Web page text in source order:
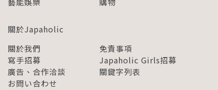
關於Japaholic
關於我們
免責事項
寫手招募
Japaholic Girls招募
廣告、合作洽談
關鍵字列表
お問い合わせ